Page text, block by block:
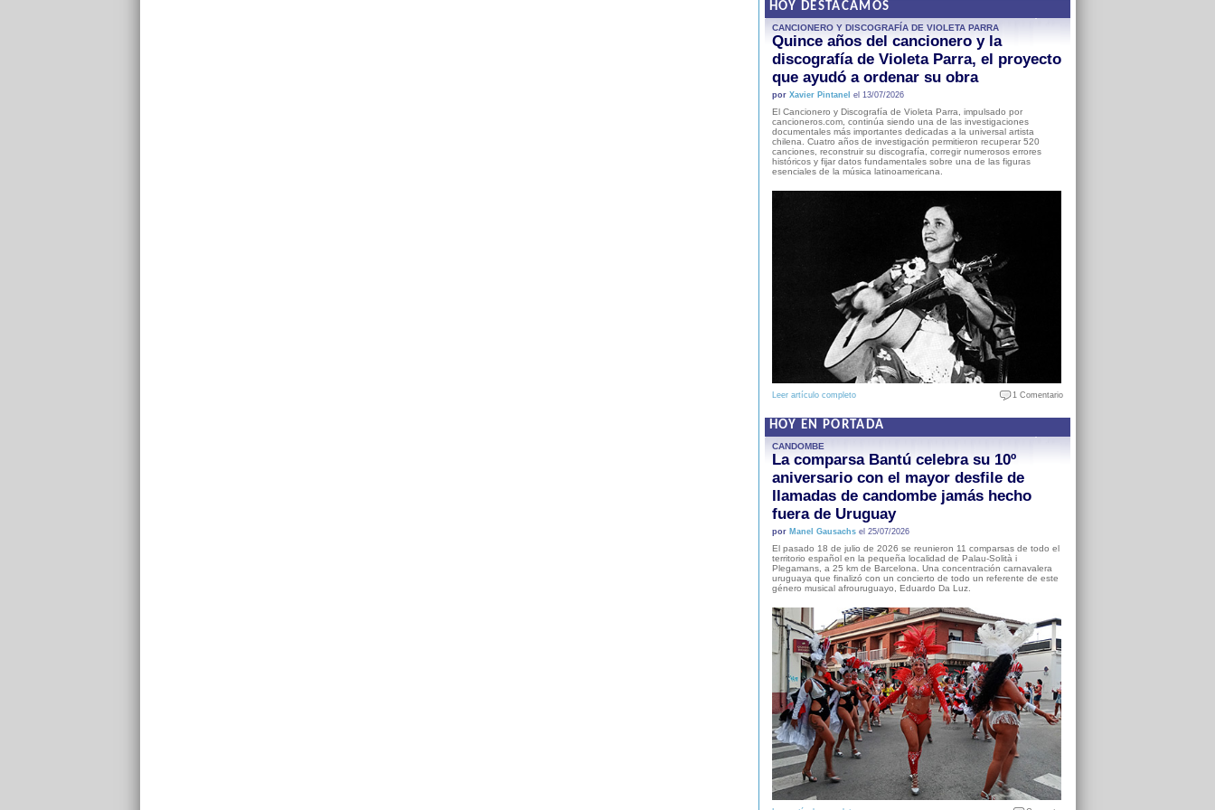
HOY DESTACAMOS
CANCIONERO Y DISCOGRAFÍA DE VIOLETA PARRA
Quince años del cancionero y la
discografía de Violeta Parra, el proyecto
que ayudó a ordenar su obra
por Xavier Pintanel el 13/07/2026
El Cancionero y Discografía de Violeta Parra, impulsado por
cancioneros.com, continúa siendo una de las investigaciones
documentales más importantes dedicadas a la universal artista
chilena. Cuatro años de investigación permitieron recuperar 520
canciones, reconstruir su discografía, corregir numerosos errores
históricos y fijar datos fundamentales sobre una de las figuras
esenciales de la música latinoamericana.
Leer artículo completo 1 Comentario
HOY EN PORTADA
CANDOMBE
La comparsa Bantú celebra su 10º
aniversario con el mayor desfile de
llamadas de candombe jamás hecho
fuera de Uruguay
por Manel Gausachsel 25/07/2026
El pasado 18 de julio de 2026 se reunieron 11 comparsas de todo el
territorio español en la pequeña localidad de Palau-Solità i
Plegamans, a 25 km de Barcelona. Una concentración carnavalera
uruguaya que finalizó con un concierto de todo un referente de este
género musical afrouruguayo, Eduardo Da Luz.